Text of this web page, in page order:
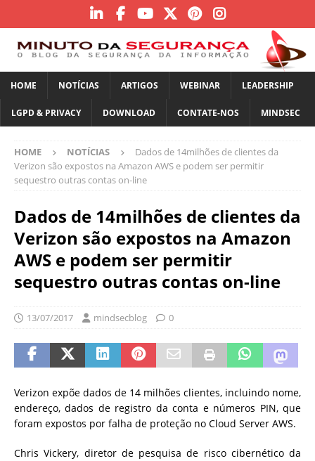
HOME NOTÍCIAS ARTIGOS WEBINAR LEADERSHIP
LGPD & PRIVACY DOWNLOAD CONTATE-NOS MINDSEC
HOME NOTÍCIAS
Dados de 14milhões de clientes da
Verizon são expostos na Amazon AWS e podem ser permitir
sequestro outras contas on-line
Dados de 14milhões de clientes da
Verizon são expostos na Amazon
AWS e podem ser permitir
sequestro outras contas on-line
13/07/2017 mindsecblog 0
Verizon expõe dados de 14 milhões clientes, incluindo nome,
endereço, dados de registro da conta e números PIN, que
foram expostos por falha de proteção no Cloud Server AWS.
Chris Vickery, diretor de pesquisa de risco cibernético da